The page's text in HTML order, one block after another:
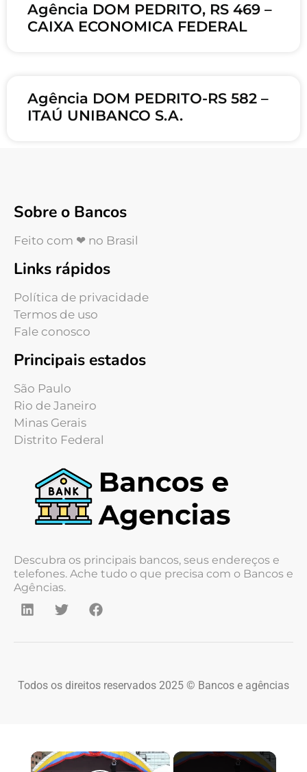
Agência DOM PEDRITO, RS 469 –
CAIXA ECONOMICA FEDERAL
Agência DOM PEDRITO-RS 582 –
ITAÚ UNIBANCO S.A.
Sobre o Bancos
Feito com ❤ no Brasil
Links rápidos
Política de privacidade
Termos de uso
Fale conosco
Principais estados
São Paulo
Rio de Janeiro
Minas Gerais
Distrito Federal
Descubra os principais bancos, seus endereços e
telefones. Ache tudo o que precisa com o Bancos e
Agências.
Todos os direitos reservados 2025 © Bancos e agências
×